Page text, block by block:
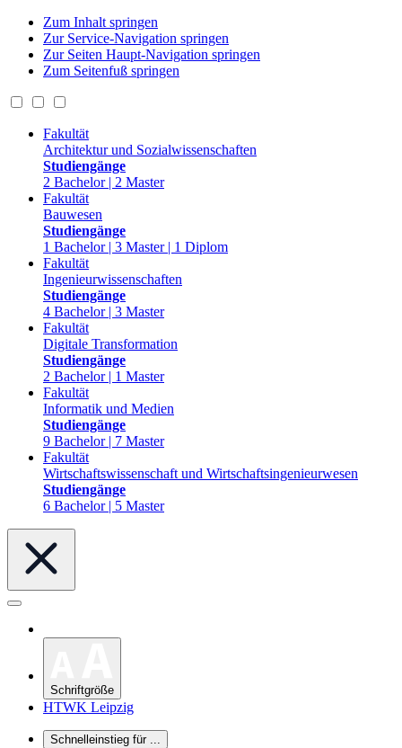
Zum Inhalt springen
Zur Service-Navigation springen
Zur Seiten Haupt-Navigation springen
Zum Seitenfuß springen
Fakultät
Architektur und Sozialwissenschaften
Studiengänge
2 Bachelor | 2 Master
Fakultät
Bauwesen
Studiengänge
1 Bachelor | 3 Master | 1 Diplom
Fakultät
Ingenieurwissenschaften
Studiengänge
4 Bachelor | 3 Master
Fakultät
Digitale Transformation
Studiengänge
2 Bachelor | 1 Master
Fakultät
Informatik und Medien
Studiengänge
9 Bachelor | 7 Master
Fakultät
Wirtschaftswissenschaft und Wirtschaftsingenieurwesen
Studiengänge
6 Bachelor | 5 Master
Schriftgröße
HTWK Leipzig
Schnelleinstieg für ...